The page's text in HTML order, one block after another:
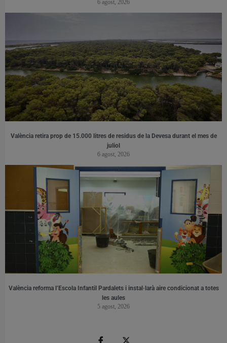
6 agost, 2026
València retira prop de 15.000 litres de residus de la Devesa durant el mes de
juliol
6 agost, 2026
València reforma l’Escola Infantil Pardalets i instal·larà aire condicionat a totes
les aules
5 agost, 2026